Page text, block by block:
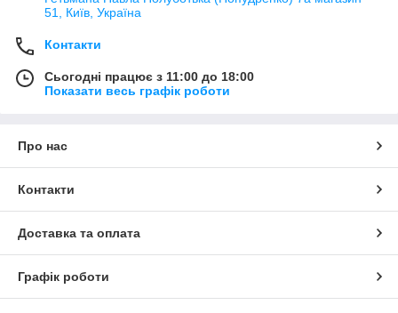
51, Київ, Україна
Контакти
Сьогодні працює з 11:00 до 18:00
Показати весь графік роботи
Про нас
Контакти
Доставка та оплата
Графік роботи